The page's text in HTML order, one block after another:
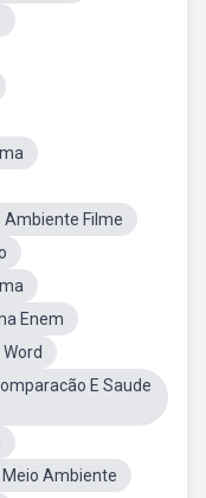
Ambiente Filme
Enem
E Saude
Meio Ambiente